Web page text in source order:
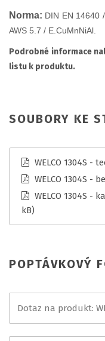
Norma: DIN EN 14640
AWS 5.7 / E.CuMnNiAl.
Podrobné informace
listu k produktu.
SOUBORY KE
WELCO 1304S -
WELCO 1304S -
WELCO 1304S -
kB)
POPTÁVKOVÝ